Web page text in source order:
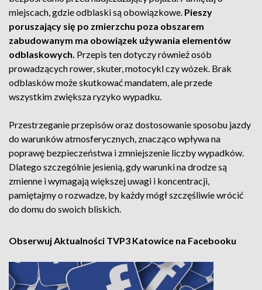
miejscach, gdzie odblaski są obowiązkowe. Pieszy
poruszający się po zmierzchu poza obszarem
zabudowanym ma obowiązek używania elementów
odblaskowych. Przepis ten dotyczy również osób
prowadzących rower, skuter, motocykl czy wózek. Brak
odblasków może skutkować mandatem, ale przede
wszystkim zwiększa ryzyko wypadku.
Przestrzeganie przepisów oraz dostosowanie sposobu jazdy
do warunków atmosferycznych, znacząco wpływa na
poprawę bezpieczeństwa i zmniejszenie liczby wypadków.
Dlatego szczególnie jesienią, gdy warunki na drodze są
zmienne i wymagają większej uwagi i koncentracji,
pamiętajmy o rozwadze, by każdy mógł szczęśliwie wrócić
do domu do swoich bliskich.
Obserwuj Aktualności TVP3 Katowice na Facebooku